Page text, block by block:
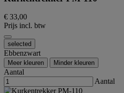
€ 33,00
Prijs incl. btw
selected
Ebbenzwart
Meer kleuren Minder kleuren
Aantal
Aantal